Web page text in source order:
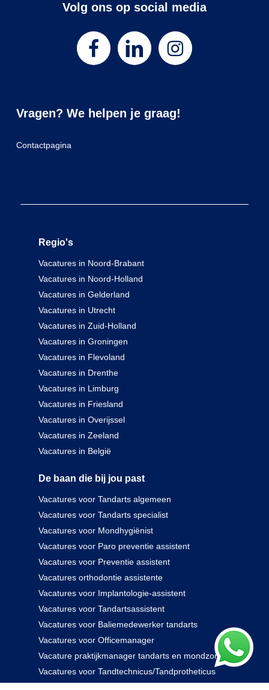
Volg ons op social media
Vragen? We helpen je graag!
Contactpagina
Regio's
Vacatures in Noord-Brabant
Vacatures in Noord-Holland
Vacatures in Gelderland
Vacatures in Utrecht
Vacatures in Zuid-Holland
Vacatures in Groningen
Vacatures in Flevoland
Vacatures in Drenthe
Vacatures in Limburg
Vacatures in Friesland
Vacatures in Overijssel
Vacatures in Zeeland
Vacatures in België
De baan die bij jou past
Vacatures voor Tandarts algemeen
Vacatures voor Tandarts specialist
Vacatures voor Mondhygiënist
Vacatures voor Paro preventie assistent
Vacatures voor Preventie assistent
Vacatures orthodontie assistente
Vacatures voor Implantologie-assistent
Vacatures voor Tandartsassistent
Vacatures voor Baliemedewerker tandarts
Vacatures voor Officemanager
Vacature praktijkmanager tandarts en mondzorg
Vacatures voor Tandtechnicus/Tandprotheticus